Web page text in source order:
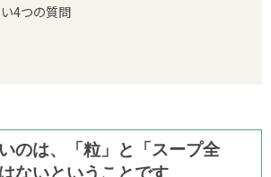
4つの質問
のは、「粒」と「スープ全
ないということです